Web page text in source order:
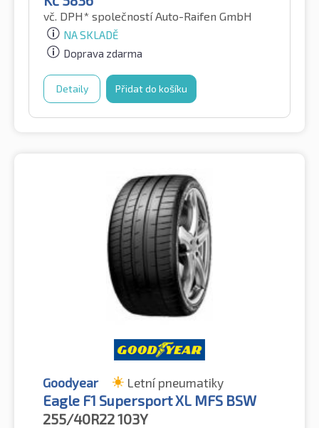
vč. DPH* společností Auto-Raifen GmbH
NA SKLADĚ
Doprava zdarma
Detaily Přidat do košíku
Goodyear Letní pneumatiky
Eagle F1 Supersport XL MFS BSW
255/40R22103Y